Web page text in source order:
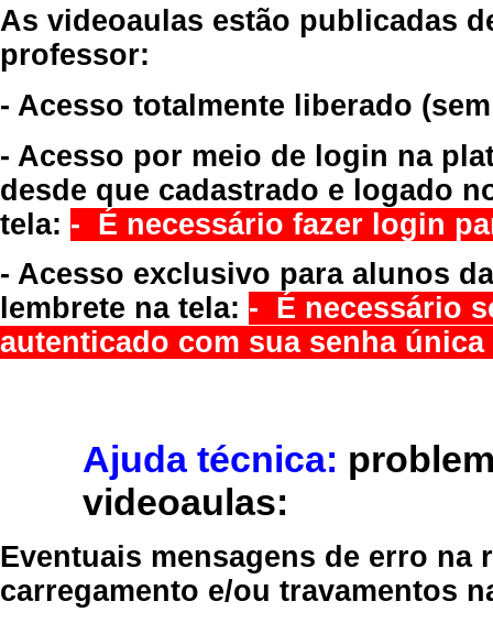
As videoaulas estão publicadas
professor:
- Acesso totalmente liberado
- Acesso por meio de login na
desde que cadastrado e logado
tela: - É necessário fazer login
- Acesso exclusivo para alunos
lembrete na tela: - É necessário
autenticado com sua senha
Ajuda técnica:
videoaulas:
Eventuais mensagens de erro
carregamento e/ou travamentos